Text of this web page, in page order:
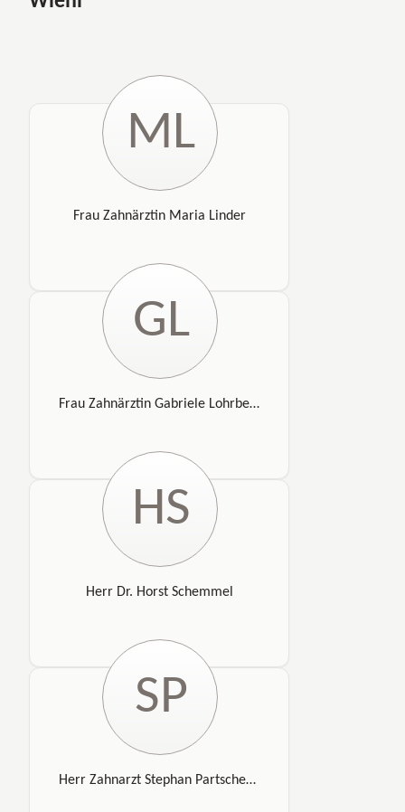
ML
Frau Zahnärztin Maria Linder
GL
Frau Zahnärztin Gabriele Lohrbeer
HS
Herr Dr. Horst Schemmel
SP
Herr Zahnarzt Stephan Partschefeld